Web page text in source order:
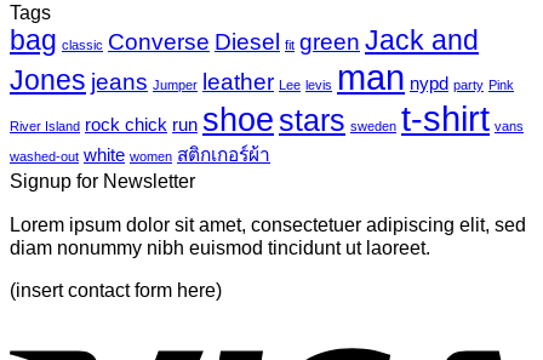
mural-
tropical
leaves-
เห็น
บน
Just
another
post
Tags
bag classic Converse Diesel fit green Jack and
Jones jeans Jumper leather Lee levis man nypd party Pink
River Island rock chick run shoe stars sweden t-shirt vans
washed-out white women สติกเกอร์ผ้า
Signup for Newsletter
Lorem ipsum dolor sit amet, consectetuer adipiscing elit, sed
diam nonummy nibh euismod tincidunt ut laoreet.
(insert contact form here)